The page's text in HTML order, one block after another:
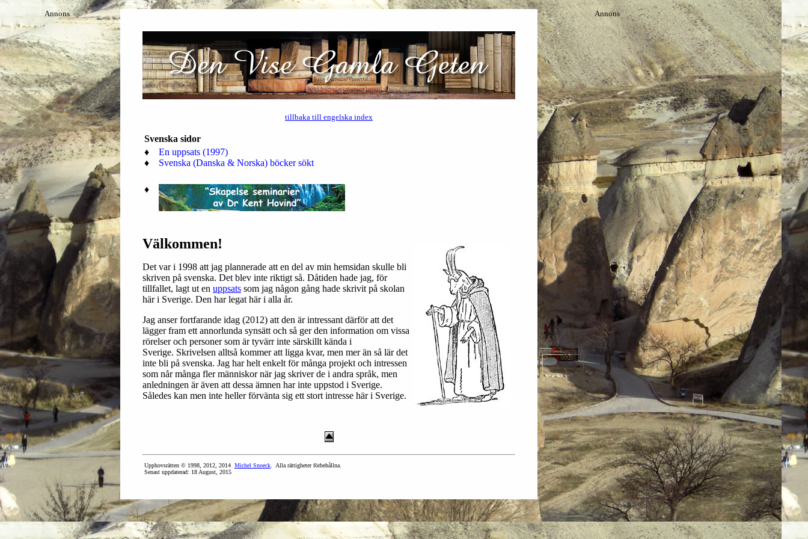
Annons
tillbaka till engelska index
Svenska sidor
♦
♦
En uppsats (1997)
Svenska (Danska & Norska) böcker sökt
♦
Välkommen!
Det var i 1998 att jag plannerade att en del av min hemsidan skulle bli
skriven på svenska. Det blev inte riktigt så. Dåtiden hade jag, för
tillfallet, lagt ut en uppsats som jag någon gång hade skrivit på skolan
här i Sverige. Den har legat här i alla år.
Jag anser fortfarande idag (2012) att den är intressant därför att det
lägger fram ett annorlunda synsätt och så ger den information om vissa
rörelser och personer som är tyvärr inte särskillt kända i
Sverige. Skrivelsen alltså kommer att ligga kvar, men mer än så lär det
inte bli på svenska. Jag har helt enkelt för många projekt och intressen
som når många fler människor när jag skriver de i andra språk, men
anledningen är även att dessa ämnen har inte uppstod i Sverige.
Således kan men inte heller förvänta sig ett stort intresse här i Sverige.
Upphovsrätten © 1998, 2012, 2014 Michel Snoeck . Alla rättigheter förbehållna.
Senast uppdaterad: 18 August, 2015
Annons